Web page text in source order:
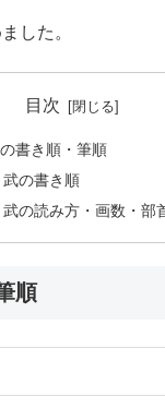
した。
目次
書き順・筆順
武の書き順
武の読み方・画数・部
順